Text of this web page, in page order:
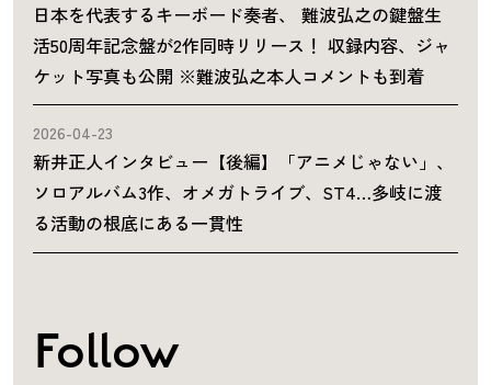
日本を代表するキーボード奏者、 難波弘之の鍵盤生
活50周年記念盤が2作同時リリース！ 収録内容、ジャ
ケット写真も公開 ※難波弘之本人コメントも到着
2026-04-23
新井正人インタビュー【後編】「アニメじゃない」、
ソロアルバム3作、オメガトライブ、ST4…多岐に渡
る活動の根底にある一貫性
Follow